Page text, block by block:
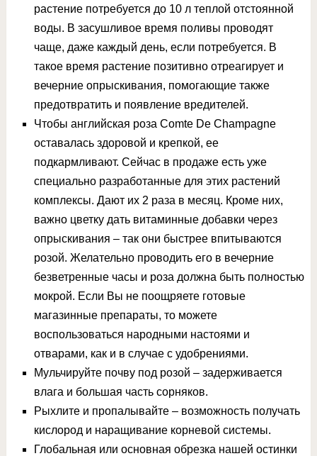
растение потребуется до 10 л теплой отстоянной
воды. В засушливое время поливы проводят
чаще, даже каждый день, если потребуется. В
такое время растение позитивно отреагирует и
вечерние опрыскивания, помогающие также
предотвратить и появление вредителей.
Чтобы английская роза Comte De Champagne
оставалась здоровой и крепкой, ее
подкармливают. Сейчас в продаже есть уже
специально разработанные для этих растений
комплексы. Дают их 2 раза в месяц. Кроме них,
важно цветку дать витаминные добавки через
опрыскивания – так они быстрее впитываются
розой. Желательно проводить его в вечерние
безветренные часы и роза должна быть полностью
мокрой. Если Вы не поощряете готовые
магазинные препараты, то можете
воспользоваться народными настоями и
отварами, как и в случае с удобрениями.
Мульчируйте почву под розой – задерживается
влага и большая часть сорняков.
Рыхлите и пропалывайте – возможность получать
кислород и наращивание корневой системы.
Глобальная или основная обрезка нашей остинки